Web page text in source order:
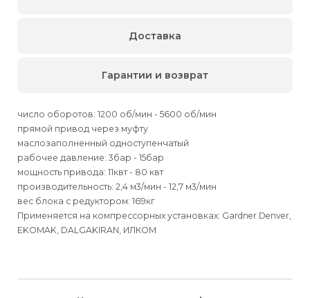
число оборотов: 1200 об/мин - 5600 об/мин
прямой привод через муфту
маслозаполненный одноступенчатый
рабочее давление: 3бар - 15бар
мощность привода: 11квт - 80 квт
производительность: 2,4 м3/мин - 12,7 м3/мин
вес блока с редуктором: 169кг
Применяется на компрессорных установках: Gardner Denver,
EKOMAK, DALGAKIRAN, ИЛКОМ
лиц
Доставка
Способыдоставки
Гарантии и возврат
лиц